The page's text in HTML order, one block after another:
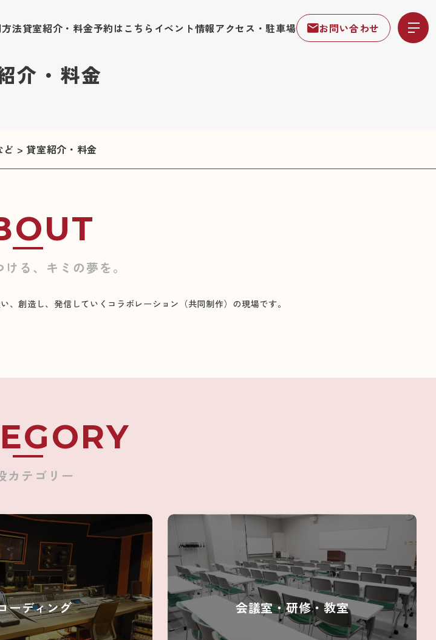
法貸室紹介・料金予約はこちら イベント情報アクセス・駐車場 お問い合わせ
介・料金
>貸室紹介・料金
る、キミの夢を。
、創造し、発信していくコラボレーション（共同制作）の現場です。
カテゴリー
ーディング 会議室・研修・教室